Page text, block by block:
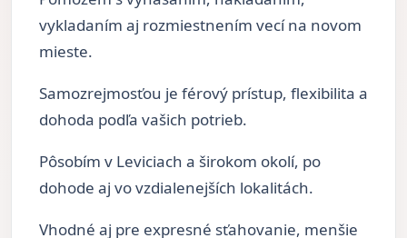
vykladaním aj rozmiestnením vecí na novom
mieste.
Samozrejmosťou je férový prístup, flexibilita a
dohoda podľa vašich potrieb.
Pôsobím v Leviciach a širokom okolí, po
dohode aj vo vzdialenejších lokalitách.
Vhodné aj pre expresné sťahovanie, menšie